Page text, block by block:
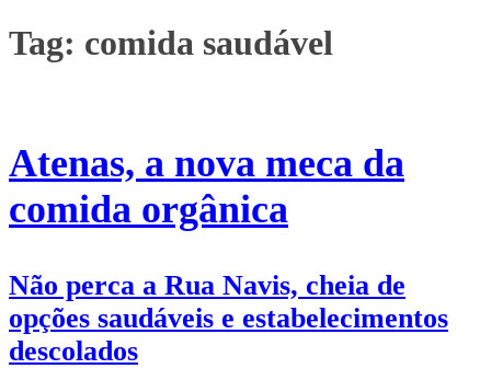
Tag: comida saudável
Atenas, a nova meca da
comida orgânica
Não perca a Rua Navis, cheia de
opções saudáveis e estabelecimentos
descolados